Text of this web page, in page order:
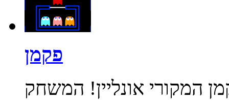
פקמן